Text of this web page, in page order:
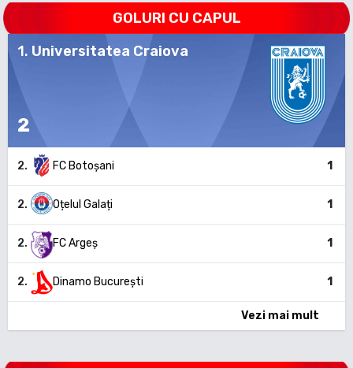
GOLURI CU CAPUL
1. Universitatea Craiova
2
2. FC Botoșani 1
2. Oțelul Galați 1
2. FC Argeș 1
2. Dinamo București 1
Vezi mai mult